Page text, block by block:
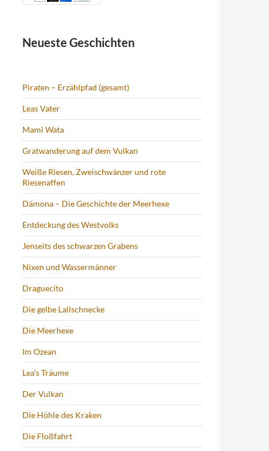
Neueste Geschichten
Piraten – Erzählpfad (gesamt)
Leas Vater
Mami Wata
Gratwanderung auf dem Vulkan
Weiße Riesen, Zweischwänzer und rote
Riesenaffen
Dämona – Die Geschichte der Meerhexe
Entdeckung des Westvolks
Jenseits des schwarzen Grabens
Nixen und Wassermänner
Draguecito
Die gelbe Lallschnecke
Die Meerhexe
Im Ozean
Lea’s Träume
Der Vulkan
Die Höhle des Kraken
Die Floßfahrt